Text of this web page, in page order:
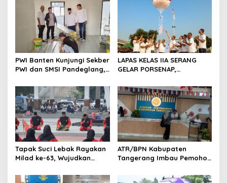
s
PWI Banten Kunjungi Sekber
PWI dan SMSI Pandeglang,
Konferensi Organisasi
LAPAS KELAS IIA SERANG
GELAR PORSENAP,
DAN KEBERSAMAAN
Tapak Suci Lebak Rayakan
Milad ke-63, Wujudkan
Menuju Kancah Dunia
ATR/BPN Kabupaten
Tangerang Imbau Pemohon
Berkas Mandek